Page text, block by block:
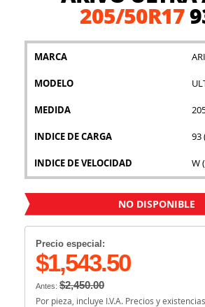
205/50R17
MARCA
MODELO
MEDIDA
INDICE DE CARGA 93
INDICE DE VELOCIDAD W
NO DISPONIBLE
Precio especial:
$1,543.50
Antes: $2,450.00
Por pieza, incluye I.V.A. Precios y
galería
imágenes